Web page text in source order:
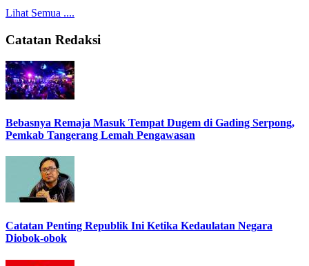
Lihat Semua ....
Catatan Redaksi
Bebasnya Remaja Masuk Tempat Dugem di Gading Serpong,
Pemkab Tangerang Lemah Pengawasan
Catatan Penting Republik Ini Ketika Kedaulatan Negara
Diobok-obok